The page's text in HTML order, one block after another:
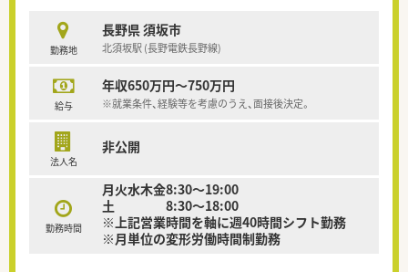
勤務地
長野県 須坂市
北須坂駅 (長野電鉄長野線)
給与
年収650万円～750万円
※就業条件、経験等を考慮のうえ、面接後決定。
法人名
非公開
勤務時間
月火水木金8:30～19:00
土 8:30～18:00
※上記営業時間を軸に週40時間シフト勤務
※月単位の変形労働時間制勤務